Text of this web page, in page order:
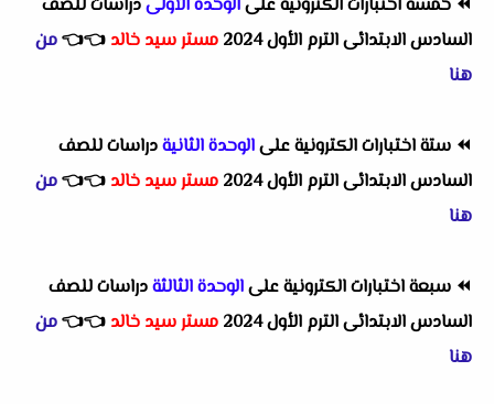
⏪ خمسة اختبارات الكترونية علىالوحدة الأولىدراسات للصف
السادس الابتدائى الترم الأول 2024
مستر سيد خالد 👈
👈من
هنا
⏪ ستة اختبارات الكترونية علىالوحدة الثانيةدراسات للصف
السادس الابتدائى الترم الأول 2024
مستر سيد خالد 👈
👈من
هنا
⏪ سبعة اختبارات الكترونية علىالوحدة الثالثةدراسات للصف
السادس الابتدائى الترم الأول 2024
مستر سيد خالد 👈
👈من
هنا